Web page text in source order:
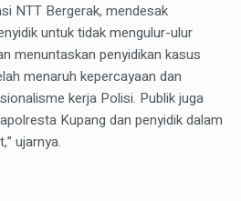
NTT Bergerak, mendesak
untuk tidak mengulur-ulur
menuntaskan penyidikan kasus
menaruh kepercayaan dan
kerja Polisi. Publik juga
Kupang dan penyidik dalam
ujarnya.